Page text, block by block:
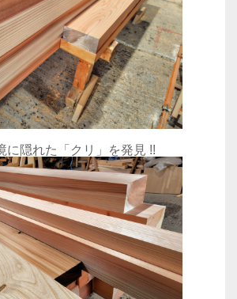
に隠れた「クリ」を発見 !!